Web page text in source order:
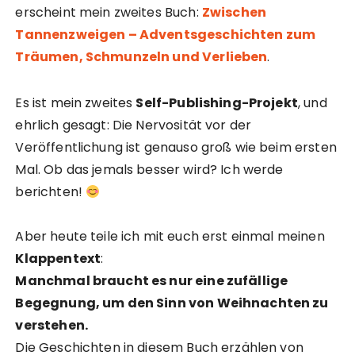
erscheint mein zweites Buch: Zwischen
Tannenzweigen – Adventsgeschichten zum
Träumen, Schmunzeln und Verlieben.
Es ist mein zweites Self-Publishing-Projekt, und
ehrlich gesagt: Die Nervosität vor der
Veröffentlichung ist genauso groß wie beim ersten
Mal. Ob das jemals besser wird? Ich werde
berichten!
Aber heute teile ich mit euch erst einmal meinen
Klappentext:
Manchmal braucht es nur eine zufällige
Begegnung, um den Sinn von Weihnachten zu
verstehen.
Die Geschichten in diesem Buch erzählen von